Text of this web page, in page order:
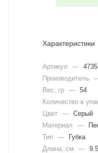
Характеристики
Артикул — 4735
Производитель
Вес, гр — 54
Количество в
Цвет — Серый
Материал
—
Тип
—
Губка
Длина, cм
— 9.5